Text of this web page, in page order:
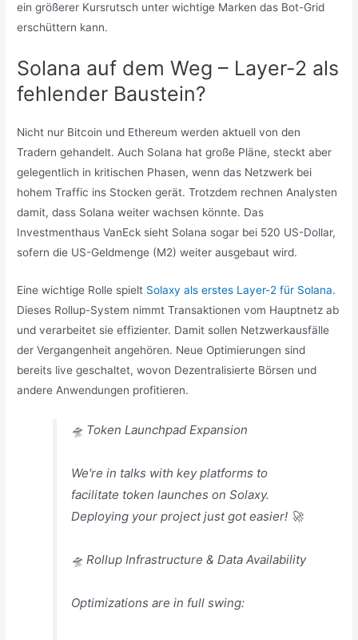
ein größerer Kursrutsch unter wichtige Marken das Bot-Grid
erschüttern kann.
Solana auf dem Weg – Layer-2 als
fehlender Baustein?
Nicht nur Bitcoin und Ethereum werden aktuell von den
Tradern gehandelt. Auch Solana hat große Pläne, steckt aber
gelegentlich in kritischen Phasen, wenn das Netzwerk bei
hohem Traffic ins Stocken gerät. Trotzdem rechnen Analysten
damit, dass Solana weiter wachsen könnte. Das
Investmenthaus VanEck sieht Solana sogar bei 520 US-Dollar,
sofern die US-Geldmenge (M2) weiter ausgebaut wird.
Eine wichtige Rolle spielt Solaxy als erstes Layer-2 für Solana.
Dieses Rollup-System nimmt Transaktionen vom Hauptnetz ab
und verarbeitet sie effizienter. Damit sollen Netzwerkausfälle
der Vergangenheit angehören. Neue Optimierungen sind
bereits live geschaltet, wovon Dezentralisierte Börsen und
andere Anwendungen profitieren.
🛸 Token Launchpad Expansion
We're in talks with key platforms to
facilitate token launches on Solaxy.
Deploying your project just got easier! 🚀
🛸 Rollup Infrastructure & Data Availability
Optimizations are in full swing: